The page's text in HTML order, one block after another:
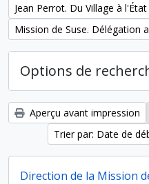
Remove filter:
Jean Perrot. Du Village à
Remove filter:
Options de
Aperçu avant impression
Trier par: Date de
Direction de la Mission